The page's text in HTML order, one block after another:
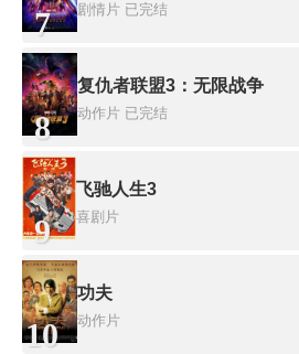
7 剧情片 已完结
8
复仇者联盟3：无限战争
动作片 已完结
9
飞驰人生3
喜剧片
10
功夫
动作片